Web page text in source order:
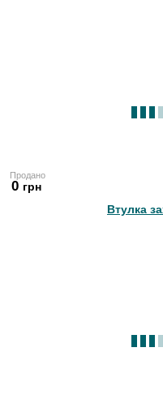
Продано
0 грн
Втулка